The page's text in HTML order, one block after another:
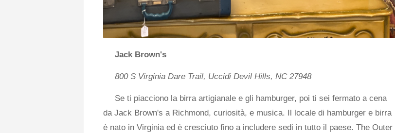
Jack Brown's
800 S Virginia Dare Trail, Uccidi Devil Hills, NC 27948
Se ti piacciono la birra artigianale e gli hamburger, poi ti sei fermato a cena
da Jack Brown's a Richmond, curiosità, e musica. Il locale di hamburger e birra
è nato in Virginia ed è cresciuto fino a includere sedi in tutto il paese. The Outer